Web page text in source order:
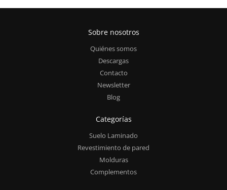
Sobre nosotros
Quiénes somos
Descargas
Contacto
Newsletter
Blog
Categorías
Suelo Laminado
Revestimiento de pared
Molduras
Complementos